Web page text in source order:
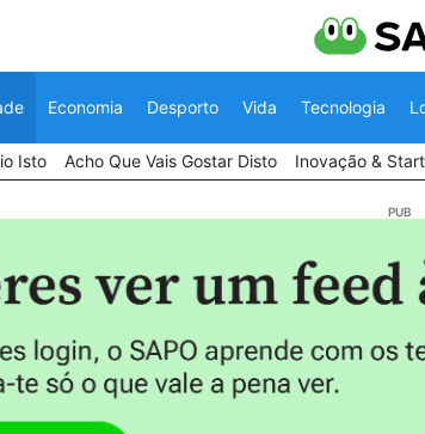
Economia Desporto Vida Tecnologia
Isto Acho Que Vais Gostar Disto Inovação &